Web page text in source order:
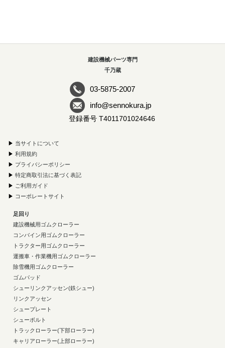
建設機械パーツ専門
千乃蔵
03-5875-2007
info@sennokura.jp
登録番号 T4011701024646
▶ 当サイトについて
▶ 利用規約
▶ プライバシーポリシー
▶ 特定商取引法に基づく表記
▶ ご利用ガイド
▶ コーポレートサイト
足回り
建設機械用ゴムクローラー
コンバイン用ゴムクローラー
トラクター用ゴムクローラー
運搬車・作業機用ゴムクローラー
除雪機用ゴムクローラー
ゴムパッド
シューリンクアッセン(鉄シュー)
リンクアッセン
シュープレート
シューボルト
トラックローラー(下部ローラー)
キャリアローラー(上部ローラー)